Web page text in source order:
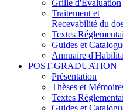
Grille d'Evaluation
Traitement et
Recevabilité du
Textes
Guides et
Annuaire
POST-GRADUATION
Présentation
Thèses et
Textes
Guides et